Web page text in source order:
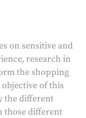
on sensitive and
research in
the shopping
objective of this
the different
those different